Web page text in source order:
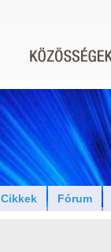
Cikkek Fórum